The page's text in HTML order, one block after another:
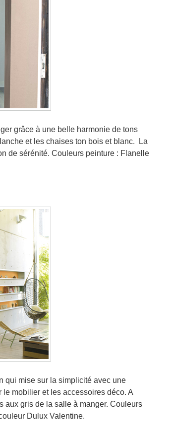
grâce à une belle harmonie de tons
et les chaises ton bois et blanc. La
de sérénité. Couleurs peinture : Flanelle
qui mise sur la simplicité avec une
mobilier et les accessoires déco. A
aux gris de la salle à manger. Couleurs
Dulux Valentine.